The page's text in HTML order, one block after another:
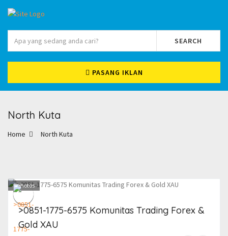
SEARCH
PASANG IKLAN
North Kuta
Home North Kuta
1photos
>0851-1775-6575 Komunitas Trading Forex &
Gold XAU